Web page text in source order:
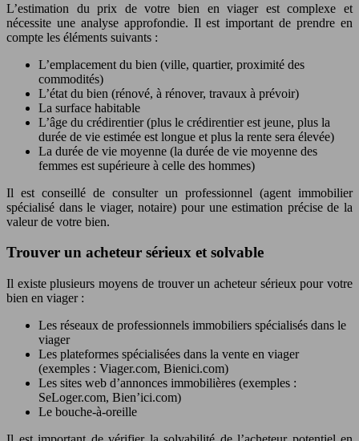
L’estimation du prix de votre bien en viager est complexe et
nécessite une analyse approfondie. Il est important de prendre en
compte les éléments suivants :
L’emplacement du bien (ville, quartier, proximité des
commodités)
L’état du bien (rénové, à rénover, travaux à prévoir)
La surface habitable
L’âge du crédirentier (plus le crédirentier est jeune, plus la
durée de vie estimée est longue et plus la rente sera élevée)
La durée de vie moyenne (la durée de vie moyenne des
femmes est supérieure à celle des hommes)
Il est conseillé de consulter un professionnel (agent immobilier
spécialisé dans le viager, notaire) pour une estimation précise de la
valeur de votre bien.
Trouver un acheteur sérieux et solvable
Il existe plusieurs moyens de trouver un acheteur sérieux pour votre
bien en viager :
Les réseaux de professionnels immobiliers spécialisés dans le
viager
Les plateformes spécialisées dans la vente en viager
(exemples : Viager.com, Bienici.com)
Les sites web d’annonces immobilières (exemples :
SeLoger.com, Bien’ici.com)
Le bouche-à-oreille